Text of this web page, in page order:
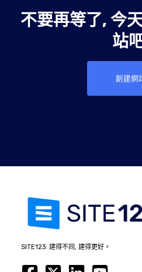
不要再等了, 今
站
創建網
SITE123: 建得不同, 建得更好。